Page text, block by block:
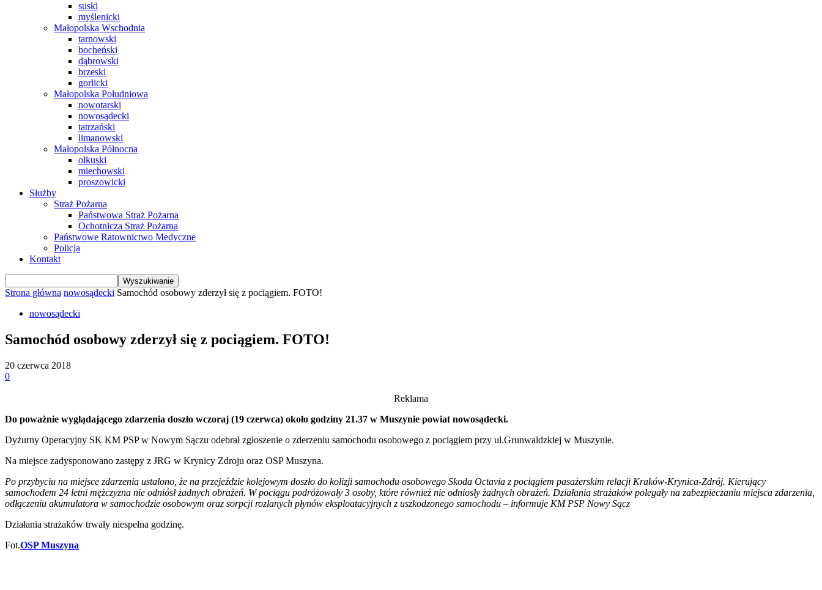
suski
myślenicki
Małopolska Wschodnia
tarnowski
bocheński
dąbrowski
brzeski
gorlicki
Małopolska Południowa
nowotarski
nowosądecki
tatrzański
limanowski
Małopolska Północna
olkuski
miechowski
proszowicki
Służby
Straż Pożarna
Państwowa Straż Pożarna
Ochotnicza Straż Pożarna
Państwowe Ratownictwo Medyczne
Policja
Kontakt
Strona główna nowosądecki Samochód osobowy zderzył się z pociągiem. FOTO!
nowosądecki
Samochód osobowy zderzył się z pociągiem. FOTO!
20 czerwca 2018
0
Reklama
Do poważnie wyglądającego zdarzenia doszło wczoraj (19 czerwca) około godziny 21.37 w Muszynie powiat nowosądecki.
Dyżurny Operacyjny SK KM PSP w Nowym Sączu odebrał zgłoszenie o zderzeniu samochodu osobowego z pociągiem przy ul.Grunwaldzkiej w Muszynie.
Na miejsce zadysponowano zastępy z JRG w Krynicy Zdroju oraz OSP Muszyna.
Po przybyciu na miejsce zdarzenia ustalono, że na przejeździe kolejowym doszło do kolizji samochodu osobowego Skoda Octavia z pociągiem pasażerskim relacji Kraków-Krynica-Zdrój. Kierujący
samochodem 24 letni mężczyzna nie odniósł żadnych obrażeń. W pociągu podróżowały 3 osoby, które również nie odniosły żadnych obrażeń. Działania strażaków polegały na zabezpieczaniu miejsca zdarzenia,
odłączeniu akumulatora w samochodzie osobowym oraz sorpcji rozlanych płynów eksploatacyjnych z uszkodzonego samochodu – informuje KM PSP Nowy Sącz
Działania strażaków trwały niespełna godzinę.
Fot.OSP Muszyna